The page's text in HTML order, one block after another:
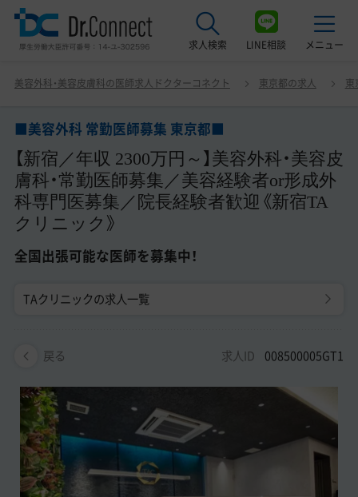
求人検索 LINE相談 メニュー
美容クリニック見学ご希望の方はこちら
サービス紹介
ドクターコネクトの強み
エージェント紹介
美容医療医師の転職お役立ちコンテンツ
美容クリニック見学・研修情報
美容外科・美容皮膚科の医師転職体験談
美容クリニックインタビュー
美容外科・美容皮膚科の医師求人ドクターコネクト 東京都の求人 東
■美容外科 常勤医師募集 東京都■
【新宿／年収 2300万円～】美容外科・美容皮
膚科・常勤医師募集／美容経験者or形成外
科専門医募集／院長経験者歓迎《新宿TA
クリニック》
全国出張可能な医師を募集中！
TAクリニックの求人一覧
戻る 求人ID 008500005GT1
■美容外科 常勤医師募集 東京都■ 【新宿／年収 2300万円
～】美容外科・美容皮膚科・常勤医師募集／美容経験者or形
全国出張可能な医師を募集中！